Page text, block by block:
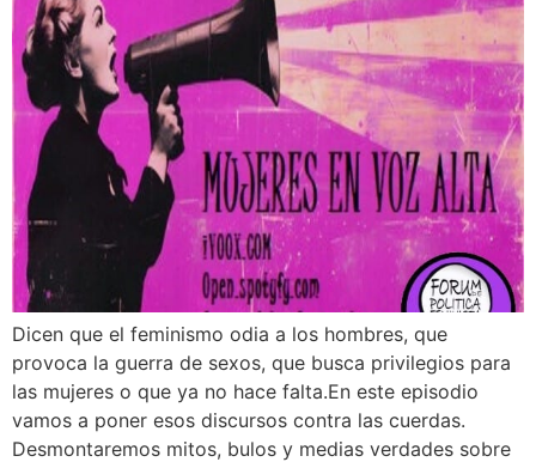
Dicen que el feminismo odia a los hombres, que
provoca la guerra de sexos, que busca privilegios para
las mujeres o que ya no hace falta.En este episodio
vamos a poner esos discursos contra las cuerdas.
Desmontaremos mitos, bulos y medias verdades sobre